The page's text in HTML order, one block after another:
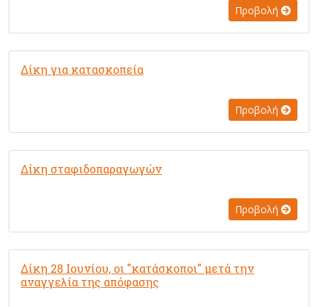
Προβολή
Δίκη για κατασκοπεία
Προβολή
Δίκη σταφιδοπαραγωγών
Προβολή
Δίκη 28 Ιουνίου, οι "κατάσκοποι" μετά την
αναγγελία της απόφασης